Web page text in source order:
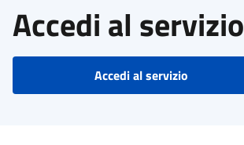
Accedi al servizio
Accedi al servizio